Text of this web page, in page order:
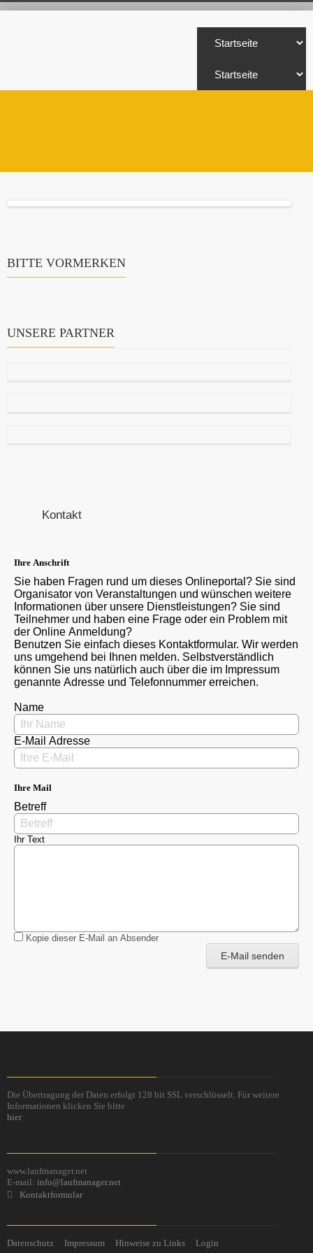
BITTE VORMERKEN
UNSERE PARTNER
Kontakt
Ihre Anschrift
Sie haben Fragen rund um dieses Onlineportal? Sie sind
Organisator von Veranstaltungen und wünschen weitere
Informationen über unsere Dienstleistungen? Sie sind
Teilnehmer und haben eine Frage oder ein Problem mit
der Online Anmeldung?
Benutzen Sie einfach dieses Kontaktformular. Wir werden
uns umgehend bei Ihnen melden. Selbstverständlich
können Sie uns natürlich auch über die im Impressum
genannte Adresse und Telefonnummer erreichen.
Name
E-Mail Adresse
Ihre Mail
Betreff
Ihr Text
Kopie dieser E-Mail an Absender
E-Mail senden
Die Übertragung der Daten erfolgt 128 bit SSL verschlüsselt. Für weitere
Informationen klicken Sie bitte
hier
www.laufmanager.net
E-mail: info@laufmanager.net
Kontaktformular
Datenschutz Impressum Hinweise zu Links Login